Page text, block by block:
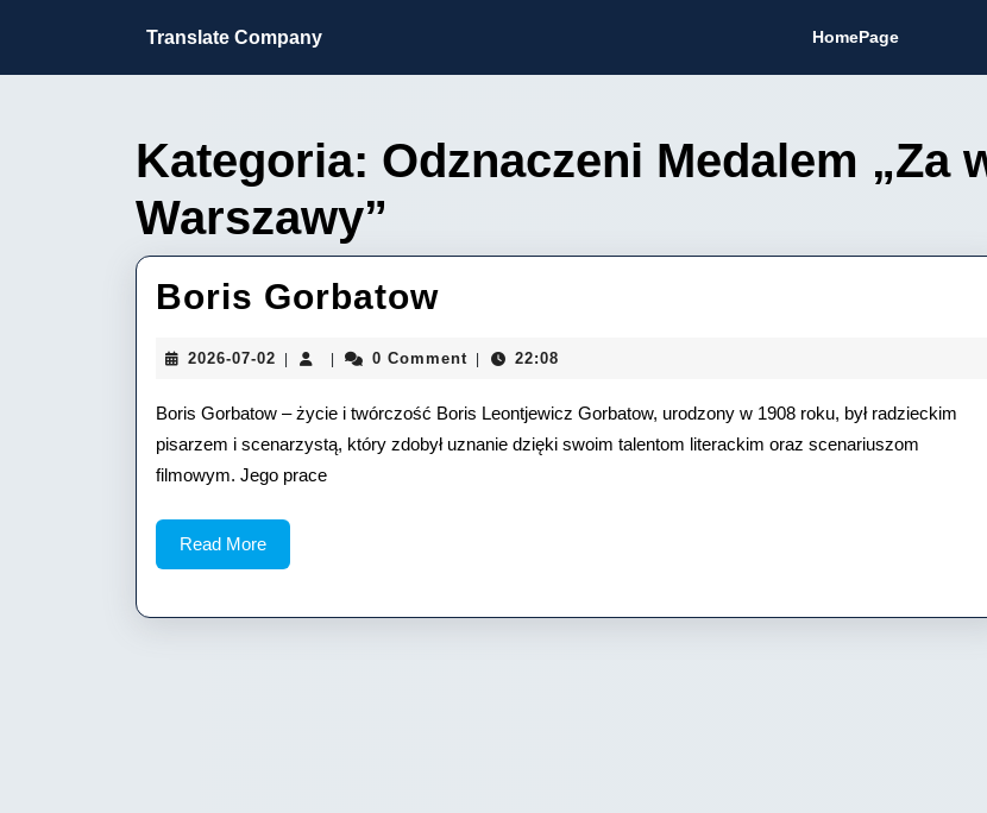
Translate Company HomePage
Kategoria: Odznaczeni Medalem „Za
Warszawy”
Boris GorbatowBoris
2026-07-02 2026-
0 Comment 22:08
Boris Gorbatow – życie i twórczość Boris Leontjewicz Gorbatow, urodzony w 1908 roku, był radzieckim
pisarzem i scenarzystą, który zdobył uznanie dzięki swoim talentom literackim oraz scenariuszom
filmowym. Jego prace
Read MoreRead
More